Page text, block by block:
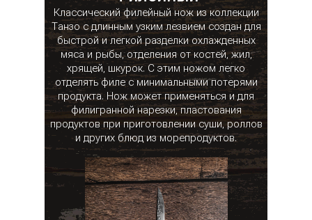
Классический филейный нож из коллекции
Танзо с длинным узким лезвием создан для
быстрой и легкой разделки охлажденных
мяса и рыбы, отделения от костей, жил,
хрящей, шкурок. С этим ножом легко
отделять филе с минимальными потерями
продукта. Нож может применяться и для
филигранной нарезки, пластования
продуктов при приготовлении суши, роллов
и других блюд из морепродуктов.